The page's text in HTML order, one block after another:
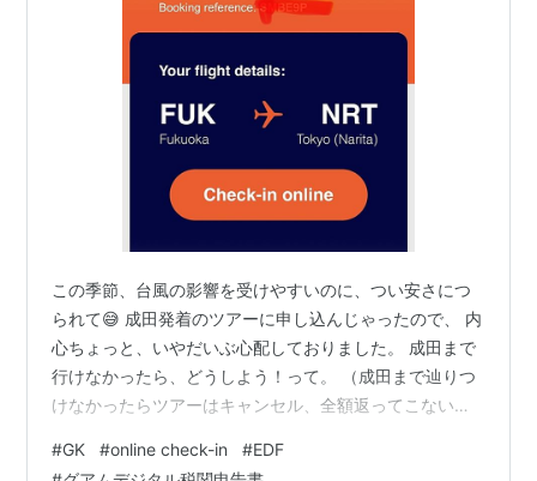
この季節、台風の影響を受けやすいのに、つい安さにつ
られて😅 成田発着のツアーに申し込んじゃったので、 内
心ちょっと、いやだいぶ心配しておりました。 成田まで
行けなかったら、どうしよう！って。 （成田まで辿りつ
けなかったらツアーはキャンセル、全額返ってこないで
なくても大丈夫そうです。 ジェットスターonline check-
#GK #online check-in #EDF